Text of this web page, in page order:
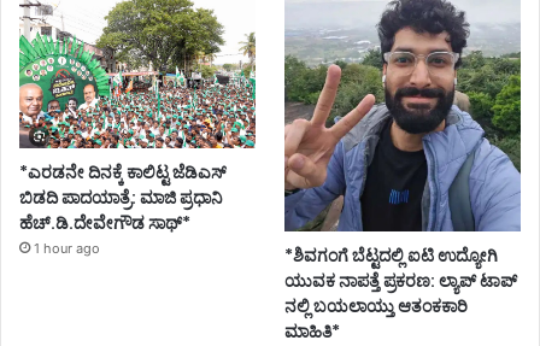
*ಎರಡನೇ ದಿನಕ್ಕೆ ಕಾಲಿಟ್ಟ ಜೆಡಿಎಸ್
ಬಿಡದಿ ಪಾದಯಾತ್ರೆ: ಮಾಜಿ ಪ್ರಧಾನಿ
ಹೆಚ್.ಡಿ.ದೇವೇಗೌಡ ಸಾಥ್*
1 hour ago
*ಶಿವಗಂಗೆ ಬೆಟ್ಟದಲ್ಲಿ ಐಟಿ ಉದ್ಯೋಗಿ
ಯುವಕ ನಾಪತ್ತೆ ಪ್ರಕರಣ: ಲ್ಯಾಪ್ ಟಾಪ್
ನಲ್ಲಿ ಬಯಲಾಯ್ತು ಆತಂಕಕಾರಿ
ಮಾಹಿತಿ*